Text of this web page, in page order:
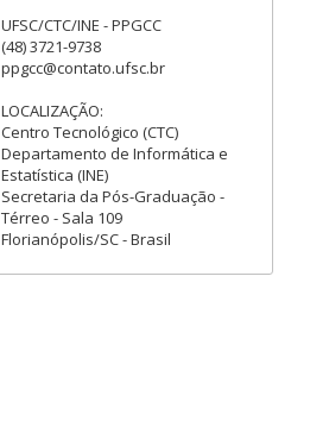
UFSC/CTC/INE - PPGCC
(48) 3721-9738
ppgcc@contato.ufsc.br
LOCALIZAÇÃO:
Centro Tecnológico (CTC)
Departamento de Informática e
Estatística (INE)
Secretaria da Pós-Graduação -
Térreo - Sala 109
Florianópolis/SC - Brasil